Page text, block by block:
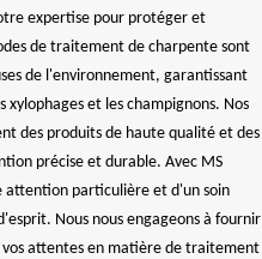
expertise pour protéger et
de traitement de charpente sont
de l'environnement, garantissant
et les champignons. Nos
des produits de haute qualité et des
précise et durable. Avec MS
attention particulière et d'un soin
Nous nous engageons à fournir
attentes en matière de traitement